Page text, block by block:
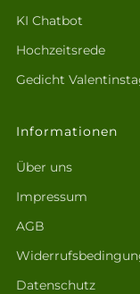
KI Chatbot
Hochzeitsrede
Gedicht
Informationen
Über uns
Impressum
AGB
Datenschutz